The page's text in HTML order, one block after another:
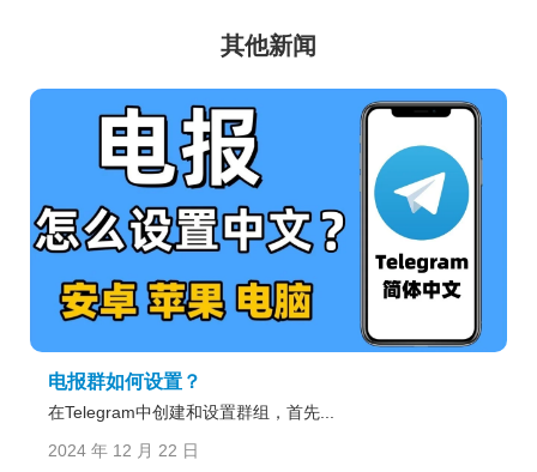
其他新闻
电报群如何设置？
在Telegram中创建和设置群组，首先...
2024 年 12 月 22 日